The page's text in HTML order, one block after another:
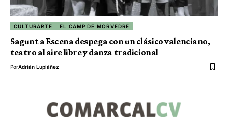
CULTURARTE EL CAMP DE MORVEDRE
Sagunt a Escena despega con un clásico valenciano,
teatro al aire libre y danza tradicional
PorAdrián Lupiáñez